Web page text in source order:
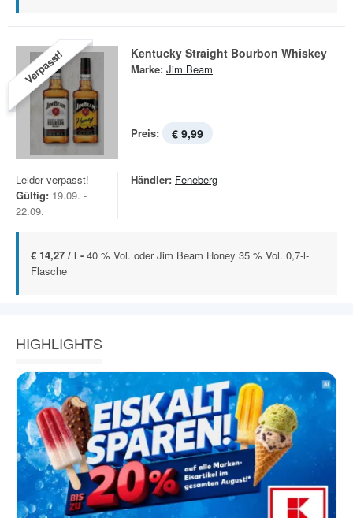
Verpasst! Kentucky Straight Bourbon Whiskey
Marke: Jim Beam
Preis: € 9,99
Leider verpasst!
Gültig: 19.09. -
22.09.
Händler: Feneberg
€ 14,27 / l - 40 % Vol. oder Jim Beam Honey 35 % Vol. 0,7-l-
Flasche
HIGHLIGHTS